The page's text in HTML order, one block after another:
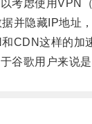
虑使用VPN（
隐藏IP地址，
这样的加速
歌用户来说是